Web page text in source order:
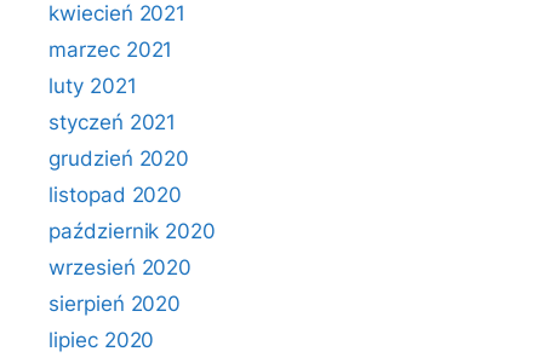
kwiecień 2021
marzec 2021
luty 2021
styczeń 2021
grudzień 2020
listopad 2020
październik 2020
wrzesień 2020
sierpień 2020
lipiec 2020